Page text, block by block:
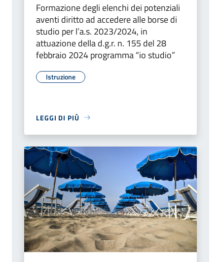
Formazione degli elenchi dei potenziali
aventi diritto ad accedere alle borse di
studio per l’a.s. 2023/2024, in
attuazione della d.g.r. n. 155 del 28
febbraio 2024 programma “io studio”
Istruzione
LEGGI DI PIÙ